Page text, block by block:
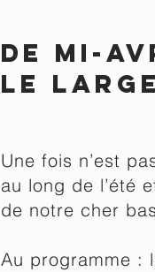
de mi-
le large
Une fois n’est
au long de l’été
de notre cher
Au programme :